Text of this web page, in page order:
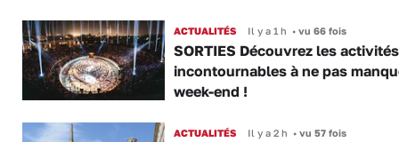
ACTUALITÉS Il y a 1 h •vu 66 fois
SORTIES Découvrez les activités
incontournables à ne pas
week-end !
ACTUALITÉS Il y a 2 h •vu 57 fois